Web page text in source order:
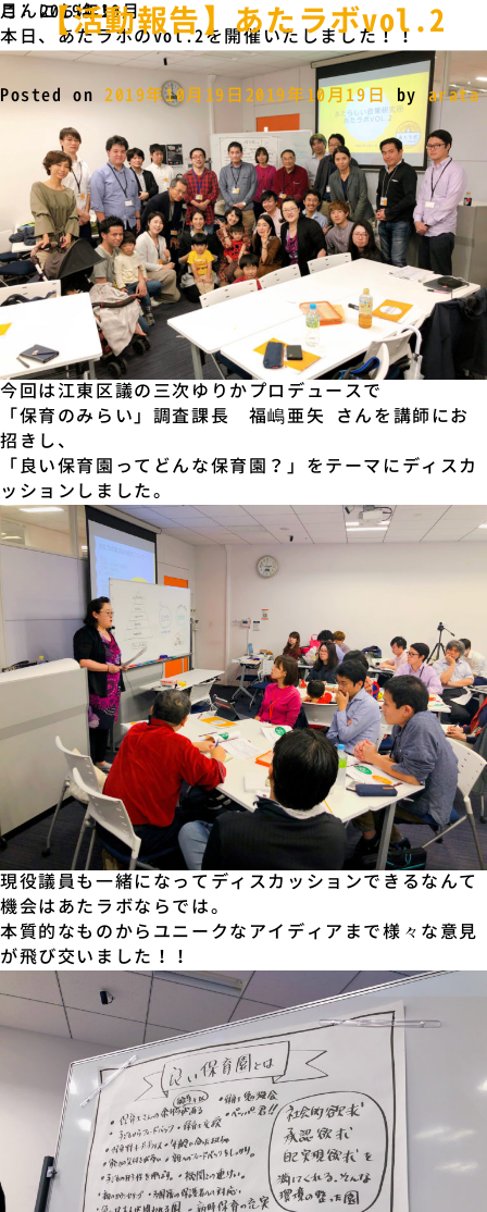
月:2019年10月
【活動報告】あたラボvol.2
Posted on 2019年10月19日2019年10月19日byarata
こんにちは！
本日、あたラボのvol.2を開催いたしました！！
今回は江東区議の三次ゆりかプロデュースで
「保育のみらい」調査課長 福嶋亜矢 さんを講師にお
招きし、
「良い保育園ってどんな保育園？」をテーマにディスカ
ッションしました。
現役議員も一緒になってディスカッションできるなんて
機会はあたラボならでは。
本質的なものからユニークなアイディアまで様々な意見
が飛び交いました！！